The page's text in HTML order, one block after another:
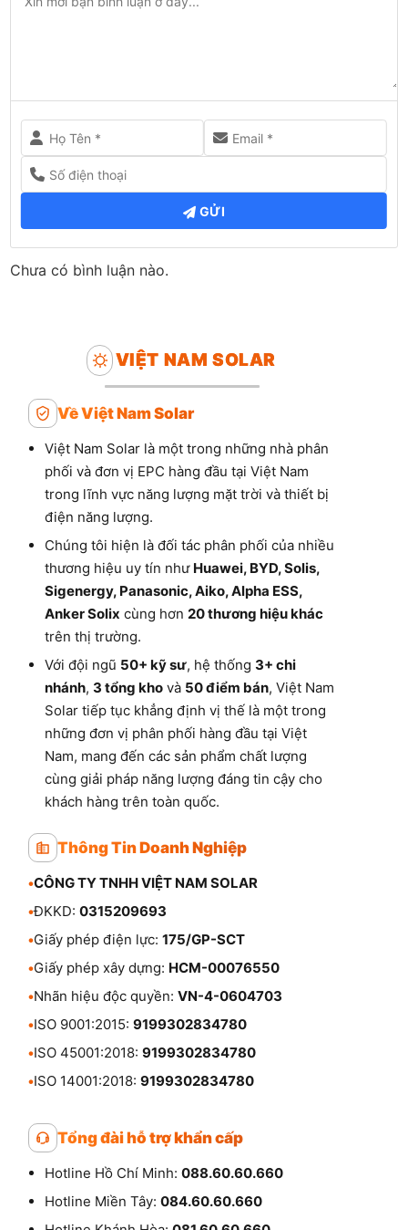
GỬI
Chưa có bình luận nào.
VIỆT NAM SOLAR
Về Việt Nam Solar
Việt Nam Solar là một trong những nhà phân
phối và đơn vị EPC hàng đầu tại Việt Nam
trong lĩnh vực năng lượng mặt trời và thiết bị
điện năng lượng.
Chúng tôi hiện là đối tác phân phối của nhiều
thương hiệu uy tín như Huawei, BYD, Solis,
Sigenergy, Panasonic, Aiko, Alpha ESS,
Anker Solix cùng hơn 20 thương hiệu khác
trên thị trường.
Với đội ngũ 50+ kỹ sư, hệ thống 3+ chi
nhánh, 3 tổng kho và 50 điểm bán, Việt Nam
Solar tiếp tục khẳng định vị thế là một trong
những đơn vị phân phối hàng đầu tại Việt
Nam, mang đến các sản phẩm chất lượng
cùng giải pháp năng lượng đáng tin cậy cho
khách hàng trên toàn quốc.
Thông Tin Doanh Nghiệp
•CÔNG TY TNHH VIỆT NAM SOLAR
•ĐKKD: 0315209693
•Giấy phép điện lực: 175/GP-SCT
•Giấy phép xây dựng: HCM-00076550
•Nhãn hiệu độc quyền: VN-4-0604703
•ISO 9001:2015: 9199302834780
•ISO 45001:2018: 9199302834780
•ISO 14001:2018: 9199302834780
Tổng đài hỗ trợ khẩn cấp
Hotline Hồ Chí Minh: 088.60.60.660
Hotline Miền Tây: 084.60.60.660